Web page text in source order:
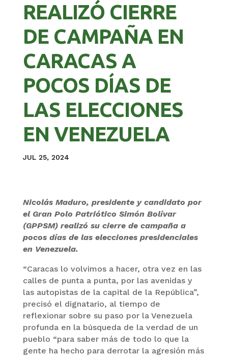
REALIZÓ CIERRE
DE CAMPAÑA EN
CARACAS A
POCOS DÍAS DE
LAS ELECCIONES
EN VENEZUELA
JUL 25, 2024
Nicolás Maduro, presidente y candidato por
el Gran Polo Patriótico Simón Bolívar
(GPPSM) realizó su cierre de campaña a
pocos días de las elecciones presidenciales
en Venezuela.
“Caracas lo volvimos a hacer, otra vez en las
calles de punta a punta, por las avenidas y
las autopistas de la capital de la República”,
precisó el dignatario, al tiempo de
reflexionar sobre su paso por la Venezuela
profunda en la búsqueda de la verdad de un
pueblo “para saber más de todo lo que la
gente ha hecho para derrotar la agresión más